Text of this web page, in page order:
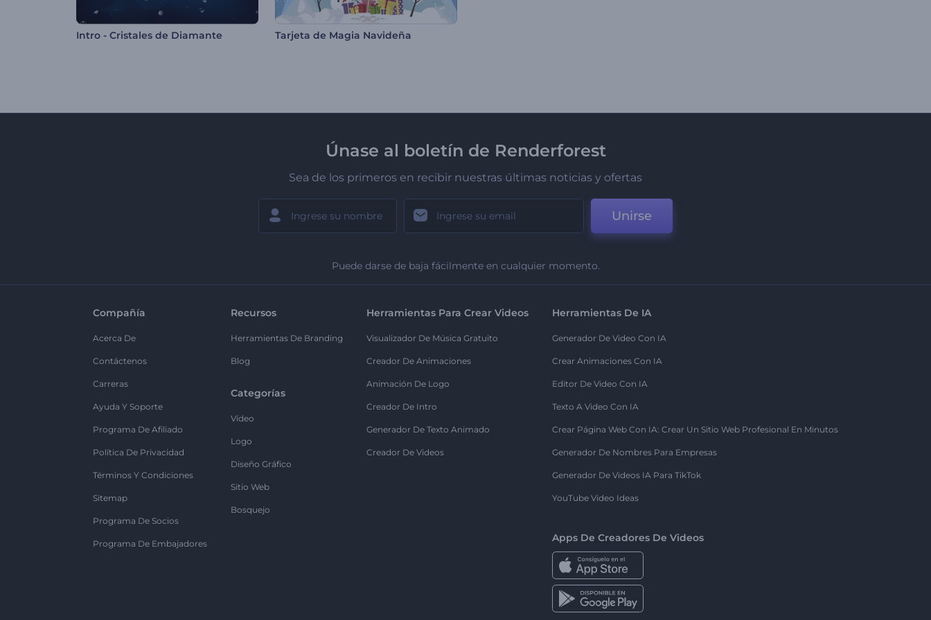
Intro - Cristales de Diamante Tarjeta de Magia Navideña
Únase al boletín de Renderforest
Sea de los primeros en recibir nuestras últimas noticias y ofertas
Unirse
Puede darse de baja fácilmente en cualquier momento.
Compañía
Acerca De
Contáctenos
Carreras
Ayuda Y Soporte
Programa De Afiliado
Política De Privacidad
Términos Y Condiciones
Sitemap
Programa De Socios
Programa De Embajadores
Recursos
Herramientas De Branding
Blog
Categorías
Vídeo
Logo
Diseño Gráfico
Sitio Web
Bosquejo
Herramientas Para Crear Videos
Visualizador De Música Gratuito
Creador De Animaciones
Animación De Logo
Creador De Intro
Generador De Texto Animado
Creador De Videos
Herramientas De IA
Generador De Video Con IA
Crear Animaciones Con IA
Editor De Video Con IA
Texto A Video Con IA
Crear Página Web Con IA: Crear Un Sitio Web Profesional En Minutos
Generador De Nombres Para Empresas
Generador De Videos IA Para TikTok
YouTube Video Ideas
Apps De Creadores De Videos